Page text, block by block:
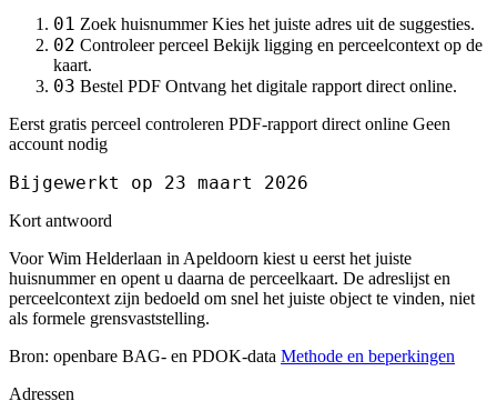
01 Zoek huisnummer Kies het juiste adres uit de suggesties.
02 Controleer perceel Bekijk ligging en perceelcontext op de
kaart.
03 Bestel PDF Ontvang het digitale rapport direct online.
Eerst gratis perceel controleren PDF-rapport direct online Geen
account nodig
Bijgewerkt op 23 maart 2026
Kort antwoord
Voor Wim Helderlaan in Apeldoorn kiest u eerst het juiste
huisnummer en opent u daarna de perceelkaart. De adreslijst en
perceelcontext zijn bedoeld om snel het juiste object te vinden, niet
als formele grensvaststelling.
Bron: openbare BAG- en PDOK-data Methode en beperkingen
Adressen